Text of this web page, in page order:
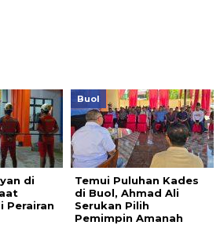
di
Perairan
Buol
Temui Puluhan Kades
di Buol, Ahmad Ali
Serukan Pilih
Pemimpin Amanah